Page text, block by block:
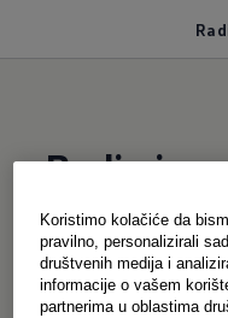
Radio i
Caravelle
Pretrpan raspored
Koristimo kolačiće da
pravilno, personalizirali
društvenih medija i
informacije o vašem
partnerima u oblastima